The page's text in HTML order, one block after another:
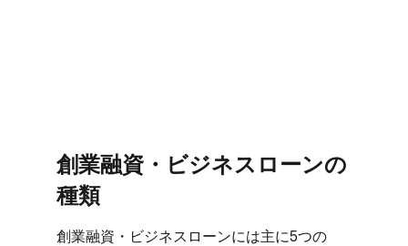
創業融資・ビジネスローンの​
種類
創業融資・ビジネスローンには​主に​5つの​